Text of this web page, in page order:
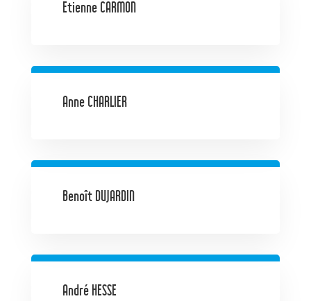
Etienne CARMON
Anne CHARLIER
Benoît DUJARDIN
André HESSE